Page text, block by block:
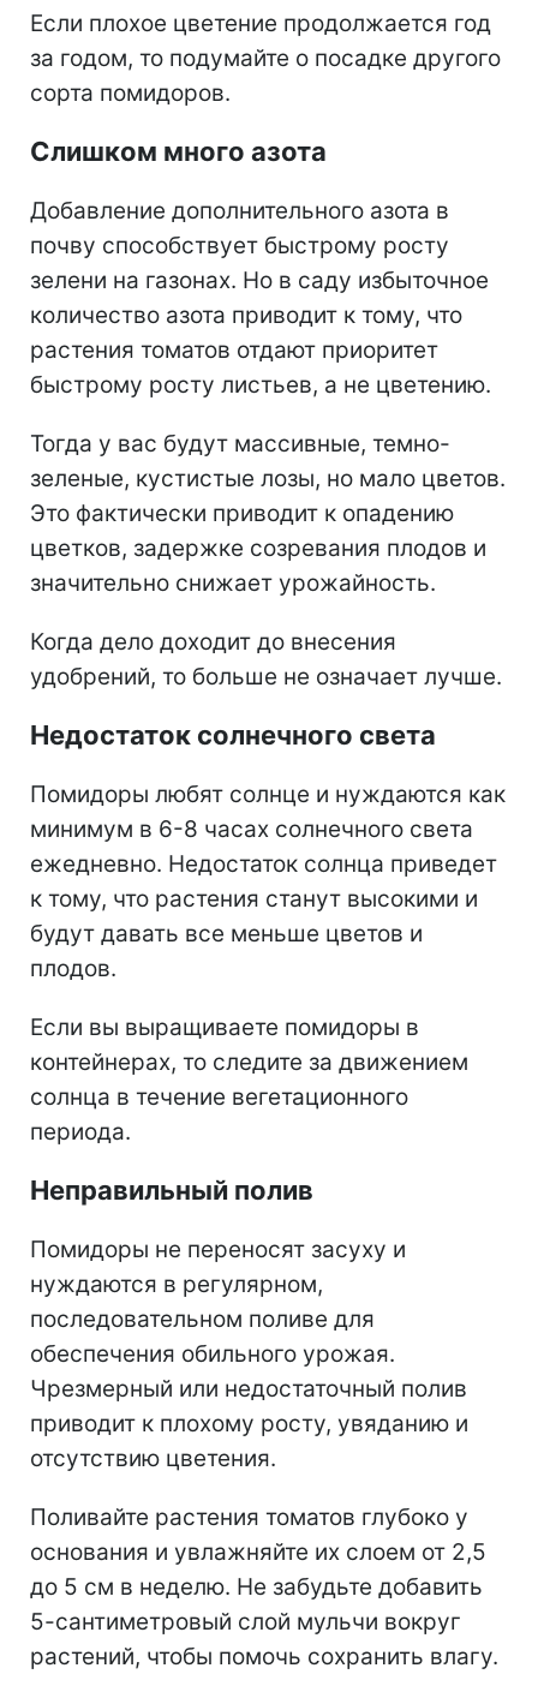
Если плохое цветение продолжается год
за годом, то подумайте о посадке другого
сорта помидоров.
Слишком много азота
Добавление дополнительного азота в
почву способствует быстрому росту
зелени на газонах. Но в саду избыточное
количество азота приводит к тому, что
растения томатов отдают приоритет
быстрому росту листьев, а не цветению.
Тогда у вас будут массивные, темно-
зеленые, кустистые лозы, но мало цветов.
Это фактически приводит к опадению
цветков, задержке созревания плодов и
значительно снижает урожайность.
Когда дело доходит до внесения
удобрений, то больше не означает лучше.
Недостаток солнечного света
Помидоры любят солнце и нуждаются как
минимум в 6-8 часах солнечного света
ежедневно. Недостаток солнца приведет
к тому, что растения станут высокими и
будут давать все меньше цветов и
плодов.
Если вы выращиваете помидоры в
контейнерах, то следите за движением
солнца в течение вегетационного
периода.
Неправильный полив
Помидоры не переносят засуху и
нуждаются в регулярном,
последовательном поливе для
обеспечения обильного урожая.
Чрезмерный или недостаточный полив
приводит к плохому росту, увяданию и
отсутствию цветения.
Поливайте растения томатов глубоко у
основания и увлажняйте их слоем от 2,5
до 5 см в неделю. Не забудьте добавить
5-сантиметровый слой мульчи вокруг
растений, чтобы помочь сохранить влагу.